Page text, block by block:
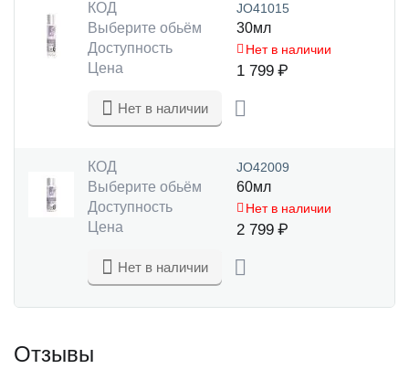
КОД JO41015
Выберите обьём
30мл
Доступность
Нет в наличии
Цена 1 799 ₽
Нет в наличии
КОД JO42009
Выберите обьём
60мл
Доступность
Нет в наличии
Цена 2 799 ₽
Нет в наличии
Отзывы